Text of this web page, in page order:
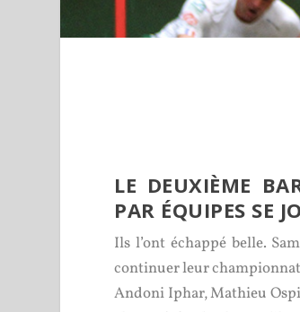
LE DEUXIÈME
PAR ÉQUIPES SE
Ils l’ont échappé belle.
continuer leur championnat
Andoni Iphar, Mathieu